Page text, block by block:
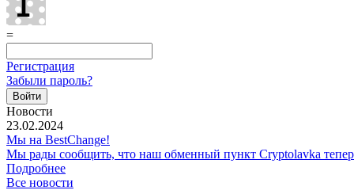
=
Регистрация
Забыли пароль?
Новости
23.02.2024
Мы на BestChange!
Мы рады сообщить, что наш обменный пункт Cryptolavka
Подробнее
Все новости